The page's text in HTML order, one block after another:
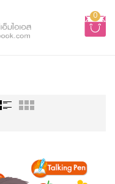
0